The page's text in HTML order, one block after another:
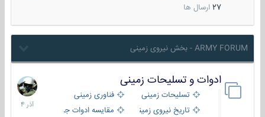
27 ارسال ها
ARMY FORUM - بخش نیروی زمینی
ادوات و تسلیحات زمینی
تسلیحات زمینی
فناوری زمینی
تاریخ نیروی زمینی
مقایسه ادوات جنگی
21
آذر
1404